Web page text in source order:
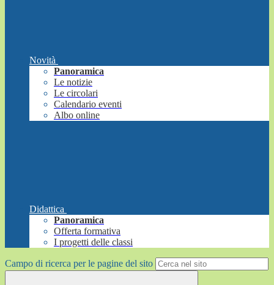
Novità
Panoramica
Le notizie
Le circolari
Calendario eventi
Albo online
Didattica
Panoramica
Offerta formativa
I progetti delle classi
Campo di ricerca per le pagine del sito